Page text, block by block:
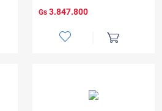
Gs 3.847.800